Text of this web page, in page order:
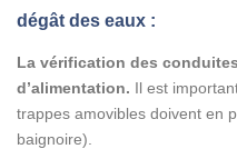
dégât des eaux :
La vérification des
d’alimentation. Il est
trappes amovibles doivent en
baignoire).